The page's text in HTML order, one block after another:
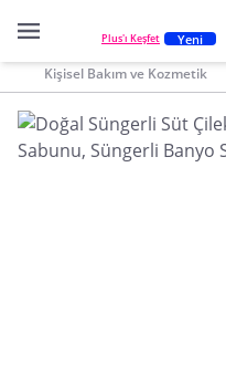
Plus'ı Keşfet Yeni
Kişisel Bakım ve Kozmetik